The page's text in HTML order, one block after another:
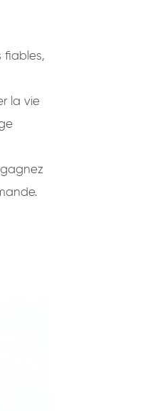
fiables,
la vie